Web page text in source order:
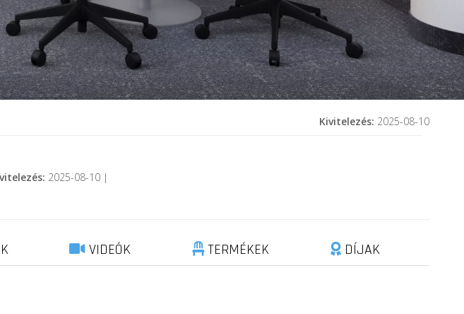
Kivitelezés: 2025-08-10
2025-08-10 |
VIDEÓK TERMÉKEK DÍJAK